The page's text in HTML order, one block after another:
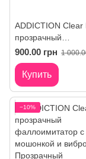
ADDICTION
прозрачный
фаллоимитатор с
вибропулей
900.00 грн 1
Купить
−10%